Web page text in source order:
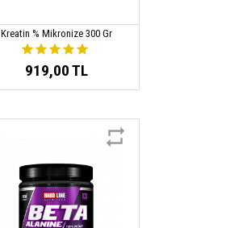
Kreatin % Mikronize 300 Gr
919,00 TL